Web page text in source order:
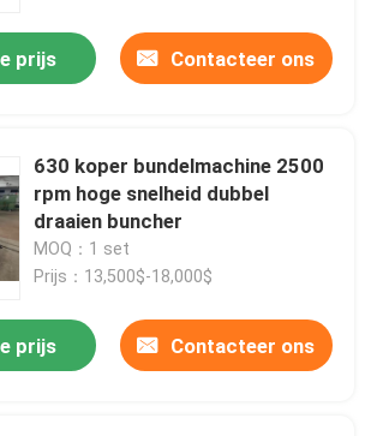
prijs Contacteer ons
630 koper bundelmachine 2500
rpm hoge snelheid dubbel
draaien buncher
MOQ：1 set
Prijs：13,500$-18,000$
prijs Contacteer ons